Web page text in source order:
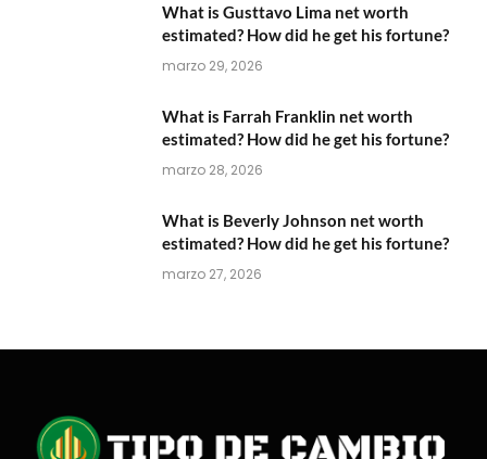
What is Gusttavo Lima net worth
estimated? How did he get his fortune?
marzo 29, 2026
What is Farrah Franklin net worth
estimated? How did he get his fortune?
marzo 28, 2026
What is Beverly Johnson net worth
estimated? How did he get his fortune?
marzo 27, 2026